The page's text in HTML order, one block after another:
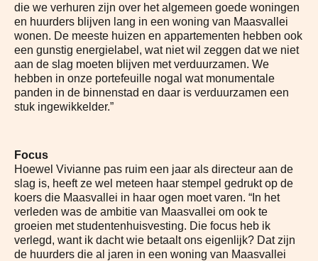
die we verhuren zijn over het algemeen goede woningen
en huurders blijven lang in een woning van Maasvallei
wonen. De meeste huizen en appartementen hebben ook
een gunstig energielabel, wat niet wil zeggen dat we niet
aan de slag moeten blijven met verduurzamen. We
hebben in onze portefeuille nogal wat monumentale
panden in de binnenstad en daar is verduurzamen een
stuk ingewikkelder.”
Focus
Hoewel Vivianne pas ruim een jaar als directeur aan de
slag is, heeft ze wel meteen haar stempel gedrukt op de
koers die Maasvallei in haar ogen moet varen. “In het
verleden was de ambitie van Maasvallei om ook te
groeien met studentenhuisvesting. Die focus heb ik
verlegd, want ik dacht wie betaalt ons eigenlijk? Dat zijn
de huurders die al jaren in een woning van Maasvallei